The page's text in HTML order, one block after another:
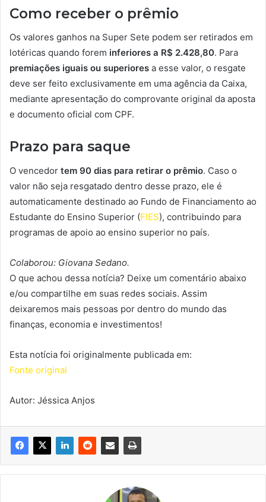
Como receber o prêmio
Os valores ganhos na Super Sete podem ser retirados em
lotéricas quando forem inferiores a R$ 2.428,80. Para
premiações iguais ou superiores a esse valor, o resgate
deve ser feito exclusivamente em uma agência da Caixa,
mediante apresentação do comprovante original da aposta
e documento oficial com CPF.
Prazo para saque
O vencedor tem 90 dias para retirar o prêmio. Caso o
valor não seja resgatado dentro desse prazo, ele é
automaticamente destinado ao Fundo de Financiamento ao
Estudante do Ensino Superior (FIES), contribuindo para
programas de apoio ao ensino superior no país.
Colaborou: Giovana Sedano.
O que achou dessa notícia? Deixe um comentário abaixo
e/ou compartilhe em suas redes sociais. Assim
deixaremos mais pessoas por dentro do mundo das
finanças, economia e investimentos!
Esta notícia foi originalmente publicada em:
Fonte original
Autor: Jéssica Anjos